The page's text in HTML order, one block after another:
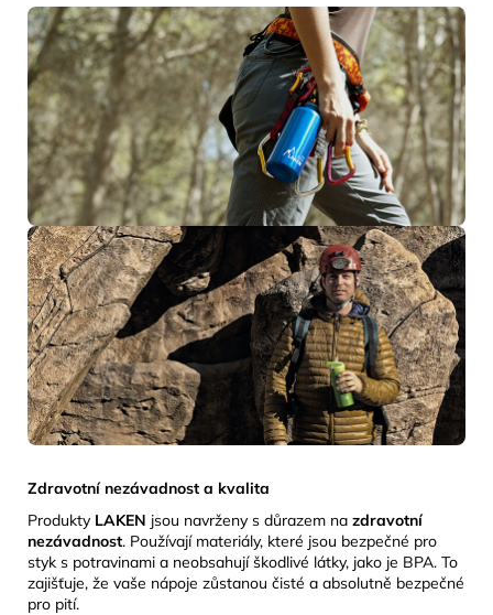
Zdravotní nezávadnost a kvalita
Produkty LAKEN jsou navrženy s důrazem na zdravotní
nezávadnost. Používají materiály, které jsou bezpečné pro
styk s potravinami a neobsahují škodlivé látky, jako je BPA. To
zajišťuje, že vaše nápoje zůstanou čisté a absolutně bezpečné
pro pití.